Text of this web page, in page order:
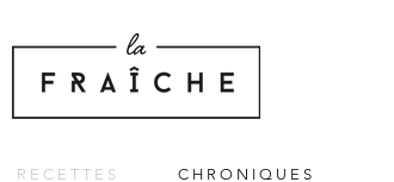
R E C E T T E S C H R O N I Q U E S